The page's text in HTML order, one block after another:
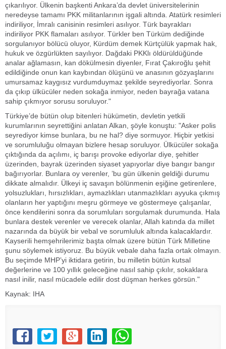
çıkarılıyor. Ülkenin başkenti Ankara’da devlet üniversitelerinin
neredeyse tamamı PKK militanlarının işgali altında. Atatürk resimleri
indiriliyor, İmralı canisinin resimleri asılıyor. Türk bayrakları
indiriliyor PKK flamaları asılıyor. Türkler ben Türküm dediğinde
sorgulanıyor bölücü oluyor, Kürdüm demek Kürtçülük yapmak hak,
hukuk ve özgürlükten sayılıyor. Dağdaki PKKlı öldürüldüğünde
analar ağlamasın, kan dökülmesin diyenler, Fırat Çakıroğlu şehit
edildiğinde onun kan kaybından ölüşünü ve anasının gözyaşlarını
umursamaz kaygısız vurdumduymaz şekilde seyrediyorlar. Sonra
da çıkıp ülkücüler neden sokağa inmiyor, neden bayrağa vatana
sahip çıkmıyor sorusu soruluyor."
Türkiye’de bütün olup bitenleri hükümetin, devletin yetkili
kurumlarının seyrettiğini anlatan Alkan, şöyle konuştu: "Asker polis
seyrediyor kimse bunlara, bu ne hal? diye sormuyor. Hiçbir yetkisi
ve sorumluluğu olmayan bizlere hesap soruluyor. Ülkücüler sokağa
çıktığında da açılımı, iç barışı provoke ediyorlar diye, şehitler
üzerinden, bayrak üzerinden siyaset yapıyorlar diye bangır bangır
bağırıyorlar. Bunlara oy verenler, ’bu gün ülkenin geldiği durumu
dikkate almalıdır. Ülkeyi iç savaşın bölünmenin eşiğine getirenlere,
yolsuzlukları, hırsızlıkları, aymazlıkları utanmazlıkları ayyuka çıkmış
olanların her yaptığını meşru görmeye ve göstermeye çalışanlar,
önce kendilerini sonra da sorumluları sorgulamak durumunda. Hala
bunlara destek verenler ve verecek olanlar, Allah katında da millet
nazarında da büyük bir vebal ve sorumluluk altında kalacaklardır.
Kayserili hemşehrilerimiz başta olmak üzere bütün Türk Milletine
şunu söylemek istiyoruz. Bu büyük vebale daha fazla ortak olmayın.
Bu seçimde MHP’yi iktidara getirin, bu milletin bütün kutsal
değerlerine ve 100 yıllık geleceğine nasıl sahip çıkılır, sokaklara
nasıl inilir, nasıl mücadele edilir dost düşman herkes görsün."
Kaynak: IHA